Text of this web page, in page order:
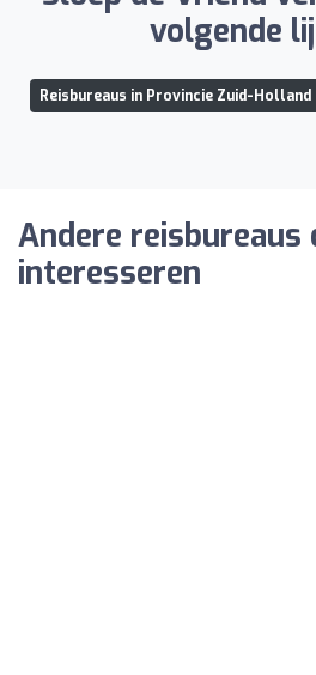
volgende
Reisbureaus in Provincie Zuid-Holland
Andere reisbureaus
interesseren